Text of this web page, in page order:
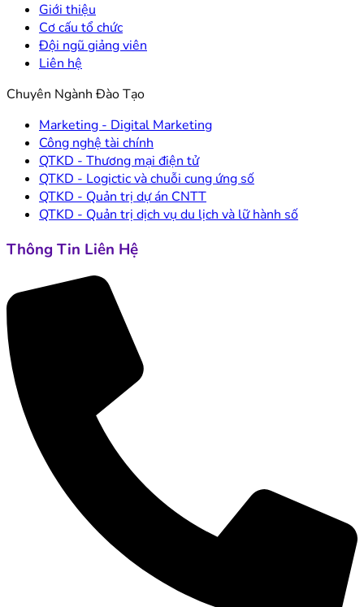
Giới thiệu
Cơ cấu tổ chức
Đội ngũ giảng viên
Liên hệ
Chuyên Ngành Đào Tạo
Marketing - Digital Marketing
Công nghệ tài chính
QTKD - Thương mại điện tử
QTKD - Logictic và chuỗi cung ứng số
QTKD - Quản trị dự án CNTT
QTKD - Quản trị dịch vụ du lịch và lữ hành số
Thông Tin Liên Hệ